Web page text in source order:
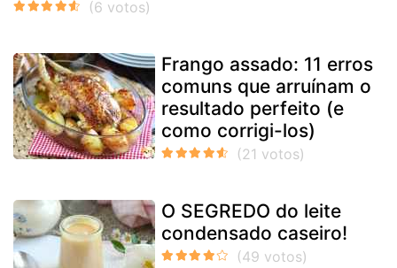
Frango assado: 11 erros
comuns que arruínam o
resultado perfeito (e
como corrigi-los)
O SEGREDO do leite
condensado caseiro!